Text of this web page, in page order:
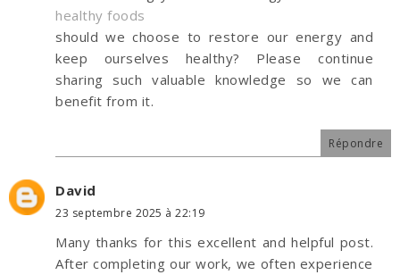
healthy foods
should we choose to restore our energy and
keep ourselves healthy? Please continue
sharing such valuable knowledge so we can
benefit from it.
Répondre
David
23 septembre 2025 à 22:19
Many thanks for this excellent and helpful post.
After completing our work, we often experience